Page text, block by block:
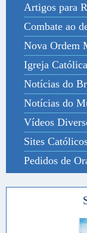
Artigos para
Combate ao
Nova Ordem
Igreja
Notícias do
Notícias do
Vídeos
Sites
Pedidos de